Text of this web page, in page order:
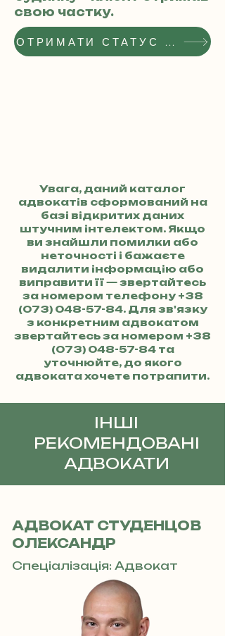
свою частку.
ОТРИМАТИ СТАТУС РЕКОМЕНДОВАНОГО АДВОКАТА
Увага, даний каталог
адвокатів сформований на
базі відкритих даних
штучним інтелектом. Якщо
ви знайшли помилки або
неточності і бажаєте
видалити інформацію або
виправити її — звертайтесь
за номером телефону +38
(073) 048-57-84. Для зв'язку
з конкретним адвокатом
звертайтесь за номером +38
(073) 048-57-84та
уточнюйте, до якого
адвоката хочете потрапити.
ІНШІ
РЕКОМЕНДОВАНІ
АДВОКАТИ
АДВОКАТ СТУДЕНЦОВ
ОЛЕКСАНДР
Спеціалізація: Адвокат